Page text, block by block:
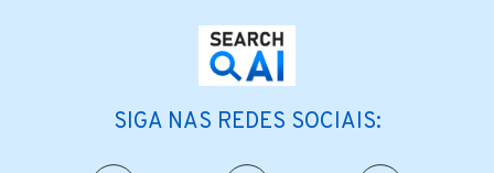
SIGA NAS REDES SOCIAIS: